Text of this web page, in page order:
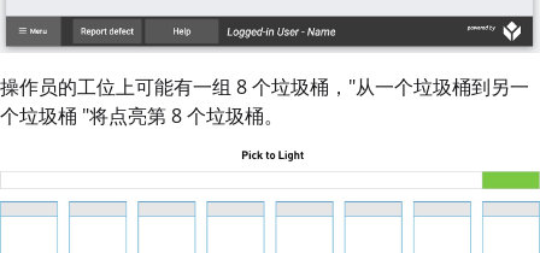
操作员的工位上可能有一组 8 个垃圾桶，"从一个垃圾桶到另一
个垃圾桶 "将点亮第 8 个垃圾桶。